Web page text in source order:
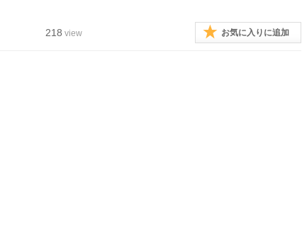
218 view お気に入りに追加